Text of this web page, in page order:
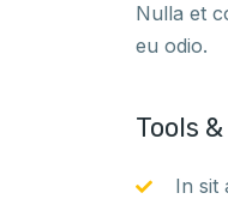
Nulla et
eu odio.
Tools
In sit